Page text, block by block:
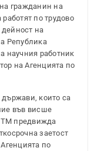
гражданин на
по трудово
на
Република
научния работник
на Агенцията по
които са
във висше
предвижда
заетост
по